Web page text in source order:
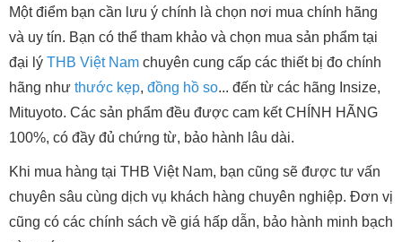
Một điểm bạn cần lưu ý chính là chọn nơi mua chính hãng
và uy tín. Bạn có thể tham khảo và chọn mua sản phẩm tại
đại lý THB Việt Nam chuyên cung cấp các thiết bị đo chính
hãng như thước kẹp, đồng hồ so... đến từ các hãng Insize,
Mituyoto. Các sản phẩm đều được cam kết CHÍNH HÃNG
100%, có đầy đủ chứng từ, bảo hành lâu dài.
Khi mua hàng tại THB Việt Nam, bạn cũng sẽ được tư vấn
chuyên sâu cùng dịch vụ khách hàng chuyên nghiệp. Đơn vị
cũng có các chính sách về giá hấp dẫn, bảo hành minh bạch